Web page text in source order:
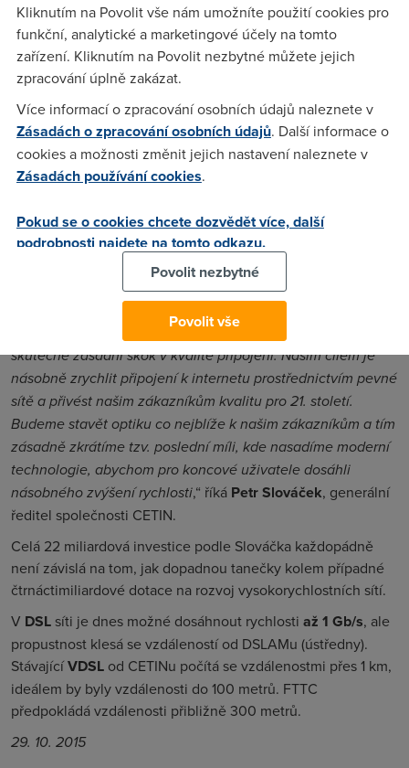
vlastních zdrojů, ve hře je přitom ještě 14 miliard z
evropských dotací, které by měly pomoci rozšíření rychlých
sítí v Česku.
CETIN
VDSL3avectoringu. Díky investicím by se mělarychlost
internetuzvýšit teoreticky až na 500 Mb/s. Aktuálně má v
Česku nejrychlejšíVDSL2 rychlost 40/4 Mb/s tarif
Plus. Nejnižší tarif kabelovéUPC
Mb/s a to
společně s O2
trápí. Společněst bude
modernizovat spoje v celé ČR. Svou optickou síť vedenou
mezi uzly chce rozvíjet prostřednictvím výstavby FTTc (Fiber
To The Cabinet), které umožní zkrátit místní smyčku (tzv.
Dvaadvacet miliard je obrovská částka, která nám umožní
skutečně zásadní skok v kvalitě připojení. Našim cílem je
násobně zrychlit připojení k internetu prostřednictvím pevné
sítě a přivést našim zákazníkům kvalitu pro 21. století.
Budeme stavět optiku co nejblíže k našim zákazníkům a tím
zásadně zkrátíme tzv. poslední míli, kde nasadíme moderní
technologie, abychom pro koncové uživatele dosáhli
násobného zvýšení rychlosti,“ říká Petr Slováček, generální
ředitel společnosti CETIN.
Celá 22 miliardová investice podle Slováčka každopádně
není závislá na tom, jak dopadnou tanečky kolem případné
čtrnáctimiliardové dotace na rozvoj vysokorychlostních sítí.
V DSL síti je dnes možné dosáhnout rychlosti až 1 Gb/s, ale
propustnost klesá se vzdáleností od DSLAMu (ústředny).
StávajícíVDSL od CETINu počítá se vzdálenostmi přes 1 km,
ideálem by byly vzdálenosti do 100 metrů. FTTC
předpokládá vzdálenosti přibližně 300 metrů.
29. 10. 2015
Kliknutím na Povolit vše nám umožníte použití cookies pro
funkční, analytické a marketingové účely na tomto
zařízení. Kliknutím na Povolit nezbytné můžete jejich
zpracování úplně zakázat.
Více informací o zpracování osobních údajů naleznete v
Zásadách o zpracování osobních údajů. Další informace o
cookies a možnosti změnit jejich nastavení naleznete v
Zásadách používání cookies.
Pokud se o cookies chcete dozvědět více, další
podrobnosti najdete na tomto odkazu.
Povolit nezbytné
Povolit vše